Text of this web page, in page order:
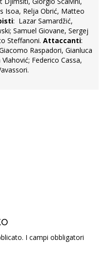
Isoa, Relja Obrić, Matteo
: Lazar Samardžić,
Samuel Giovane, Sergej
Steffanoni. Attaccanti:
Raspadori, Gianluca
Federico Cassa,
I campi obbligatori